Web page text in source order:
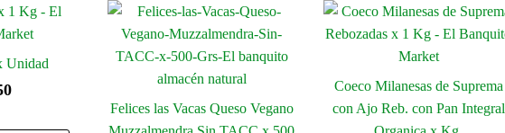
Unidad
Felices las Vacas Queso Vegano
Coeco Milanesas de Suprema
con Ajo Reb. con Pan Integral